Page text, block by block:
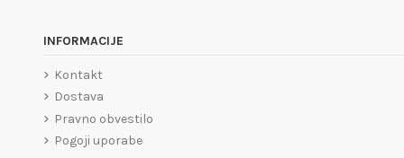
INFORMACIJE
Kontakt
Dostava
Pravno obvestilo
Pogoji uporabe